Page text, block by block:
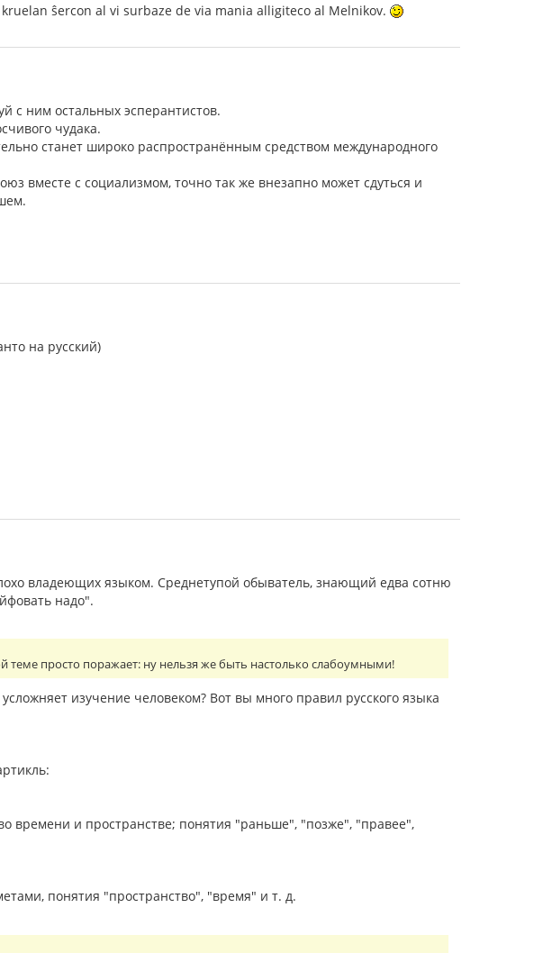
ŝercon al vi surbaze de via mania alligiteco al Melnikov.
с ним остальных эсперантистов.
чудака.
станет широко распространённым средством международного
вместе с социализмом, точно так же внезапно может сдуться и
на русский)
владеющих языком. Среднетупой обыватель, знающий едва сотню
надо".
теме просто поражает: ну нельзя же быть настолько слабоумными!
изучение человеком? Вот вы много правил русского языка
времени и пространстве; понятия "раньше", "позже", "правее",
понятия "пространство", "время" и т. д.